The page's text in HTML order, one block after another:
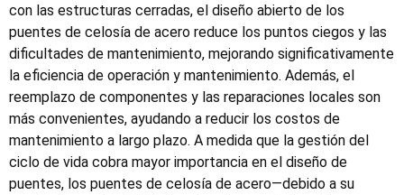
con las estructuras cerradas, el diseño abierto de los
puentes de celosía de acero reduce los puntos ciegos y las
dificultades de mantenimiento, mejorando significativamente
la eficiencia de operación y mantenimiento. Además, el
reemplazo de componentes y las reparaciones locales son
más convenientes, ayudando a reducir los costos de
mantenimiento a largo plazo. A medida que la gestión del
ciclo de vida cobra mayor importancia en el diseño de
puentes, los puentes de celosía de acero—debido a su